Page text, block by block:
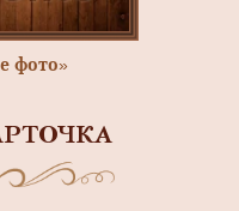
фото»